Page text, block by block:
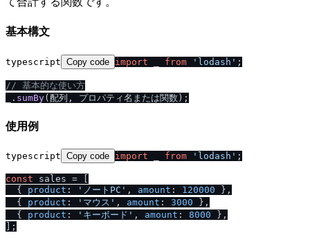
基本構文
typescript Copy code import from 'lodash' ;
/ / 基本的な使い方
_. sumBy
使用例
typescript Copy code import from 'lodash' ;
const sales = [
  {
product : 'ノートPC' , amount : 120000 },
  {
product : 'マウス' , amount : 3000 },
  {
product : 'キーボード' , amount : 8000 },
];